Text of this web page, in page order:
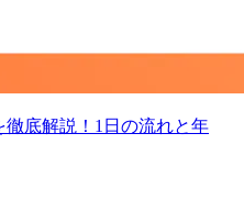
底解説！1日の流れと年